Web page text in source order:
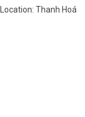
Location: Thanh Hoá